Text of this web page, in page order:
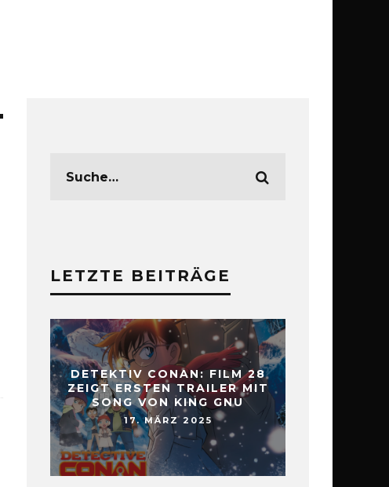
LETZTE BEITRÄGE
DETEKTIV CONAN: FILM 28
ZEIGT ERSTEN TRAILER MIT
SONG VON KING GNU
17. MÄRZ 2025